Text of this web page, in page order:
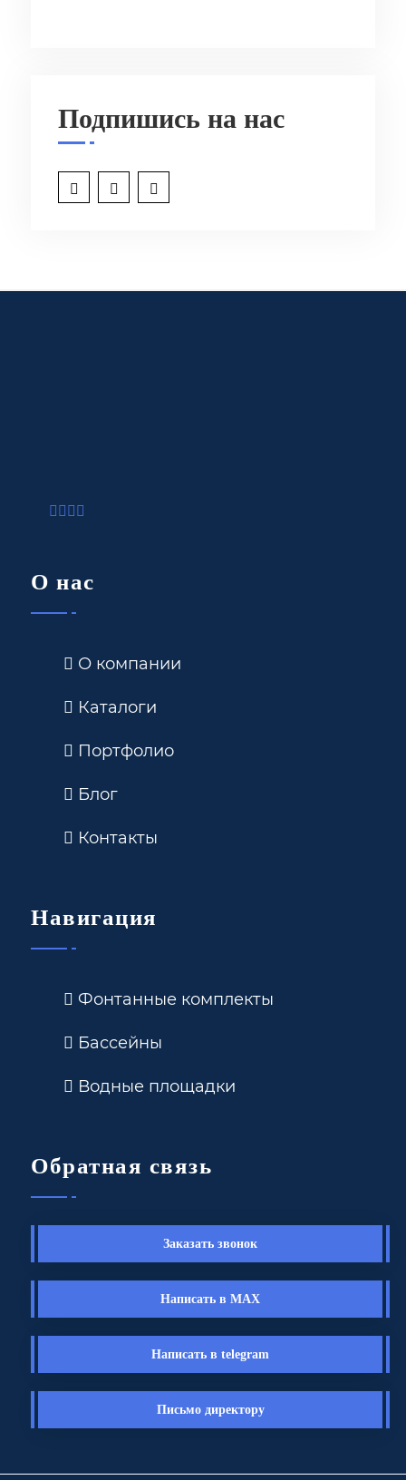
Подпишись на нас
О нас
О компании
Каталоги
Портфолио
Блог
Контакты
Навигация
Фонтанные комплекты
Бассейны
Водные площадки
Обратная связь
Заказать звонок
Написать в MAX
Написать в telegram
Письмо директору